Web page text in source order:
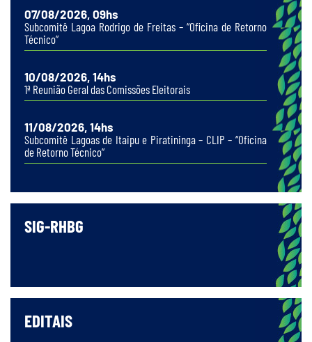
07/08/2026, 09hs
Subcomitê Lagoa Rodrigo de Freitas – “Oficina de Retorno
Técnico”
10/08/2026, 14hs
1ª Reunião Geral das Comissões Eleitorais
11/08/2026, 14hs
Subcomitê Lagoas de Itaipu e Piratininga – CLIP – “Oficina
de Retorno Técnico”
SIG-RHBG
EDITAIS